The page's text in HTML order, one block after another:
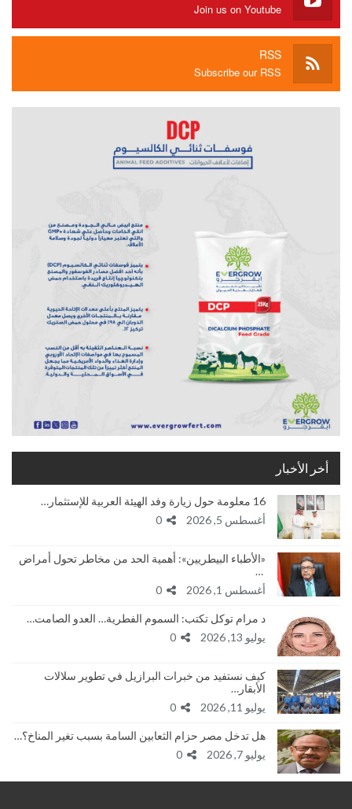
Join us on Youtube
RSS
Subscribe our RSS
أخر الأخبار
16 معلومة حول زيارة وفد الهيئة العربية للإستثمار…
أغسطس 5, 2026
«الأطباء البيطريين»: أهمية الحد من مخاطر تحول أمراض
…
أغسطس 1, 2026
د مرام توكل تكتب: السموم الفطرية… العدو الصامت…
يوليو 13, 2026
كيف نستفيد من خبرات البرازيل في تطوير سلالات
الأبقار…
يوليو 11, 2026
هل تدخل مصر حزام الثعابين السامة بسبب تغير المناخ؟…
يوليو 7, 2026